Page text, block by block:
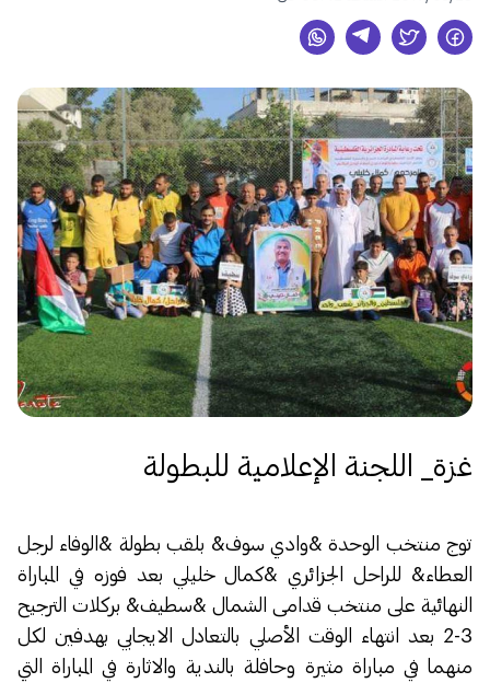
غزة_ اللجنة الإعلامية للبطولة
توج منتخب الوحدة &وادي سوف& بلقب بطولة &الوفاء لرجل
العطاء& للراحل الجزائري &كمال خليلي بعد فوزه في المباراة
النهائية على منتخب قدامى الشمال &سطيف& بركلات الترجيح
3-2 بعد انتهاء الوقت الأصلي بالتعادل الايجابي بهدفين لكل
منهما في مباراة مثيرة وحافلة بالندية والاثارة في المباراة التي